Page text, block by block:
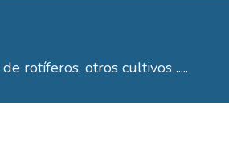
rotíferos, otros cultivos .....